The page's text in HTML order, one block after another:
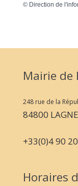
© Direction de
Mairie de
248 rue de la
84800
+33(0)4 90
Horaires